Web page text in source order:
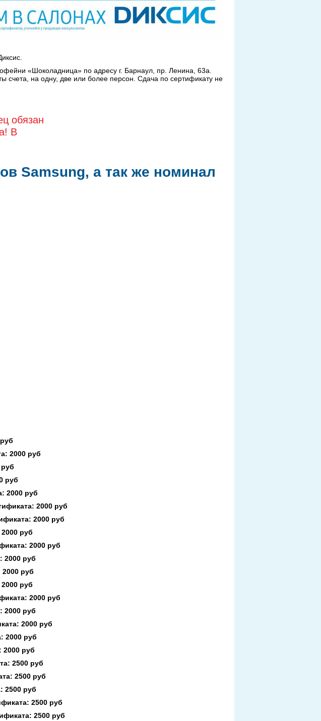
«Шоколадница» по адресу г. Барнаул, пр. Ленина, 63а.
счета, на одну, две или более персон. Сдача по сертификату не
обязан
В
Samsung, а так же номинал
2000 руб
руб
2000 руб
2000 руб
2000 руб
2000 руб
2000 руб
2000 руб
2000 руб
2000 руб
2000 руб
2000 руб
2000 руб
2000 руб
2000 руб
2500 руб
2500 руб
2500 руб
2500 руб
2500 руб